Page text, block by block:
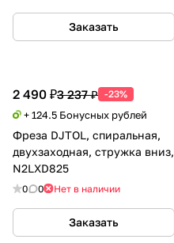
Заказать
2 490 ₽3 237 ₽ -23%
+ 124.5 Бонусных рублей
Фреза DJTOL, спиральная,
двухзаходная, стружка вниз,
N2LXD825
0 0 Нет в наличии
Заказать